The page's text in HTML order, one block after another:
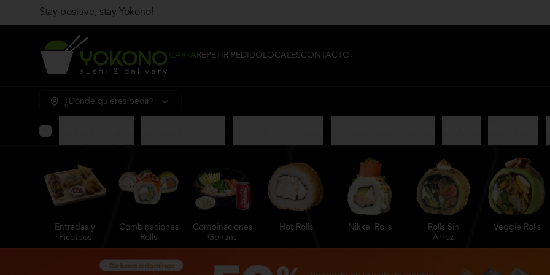
Stay positive, stay Yokono!
CARTA REPETIR PEDIDO LOCALESCONTACTO
¿Dónde quieres pedir?
Entradas y
Picoteos
Combinaciones
Rolls
Combinaciones
Gohans
Hot Rolls Nikkei Rolls
Rolls Sin
Arroz
Veggie Rolls